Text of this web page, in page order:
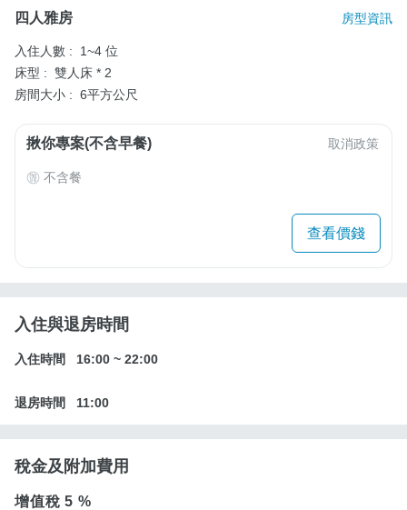
四人雅房 房型資訊
入住人數 :
1~4 位
床型 : 雙人床 * 2
房間大小 : 6平方公尺
揪你專案(不含早餐) 取消政策
不含餐
查看價錢
入住與退房時間
入住時間 16:00 ~ 22:00
退房時間 11:00
稅金及附加費用
增值稅5 %